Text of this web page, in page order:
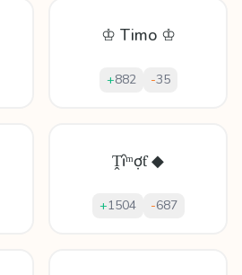
♔ Timo ♔
+882 -35
Ṱȋᵐợƭ ◆
+1504 -687